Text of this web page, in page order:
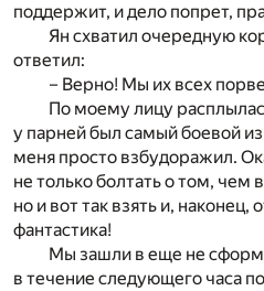
поддержит, и дело попрет,
Ян схватил очередную
ответил:
– Верно! Мы их всех
По моему лицу
у парней был самый боевой
меня просто взбудоражил.
не только болтать о том, чем
но и вот так взять и, наконец,
фантастика!
Мы зашли в еще не
в течение следующего часа